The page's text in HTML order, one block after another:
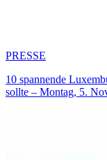
PRESSE
10 spannende
sollte – Montag, 5.